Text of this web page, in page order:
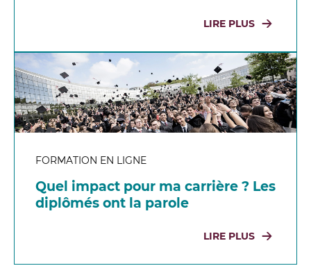
LIRE PLUS
FORMATION EN LIGNE
Quel impact pour ma carrière ? Les
diplômés ont la parole
LIRE PLUS